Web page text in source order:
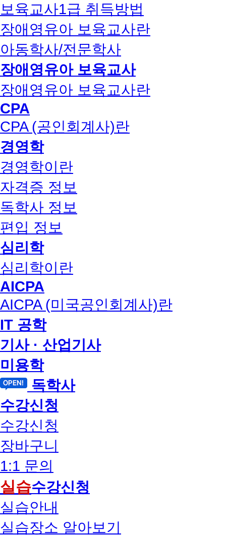
보육교사1급 취득방법
장애영유아 보육교사란
아동학사/전문학사
장애영유아 보육교사
장애영유아 보육교사란
CPA
CPA (공인회계사)란
경영학
경영학이란
자격증 정보
독학사 정보
편입 정보
심리학
심리학이란
AICPA
AICPA (미국공인회계사)란
IT 공학
기사 · 산업기사
미용학
독학사
수강신청
수강신청
장바구니
1:1 문의
실습수강신청
실습안내
실습장소 알아보기